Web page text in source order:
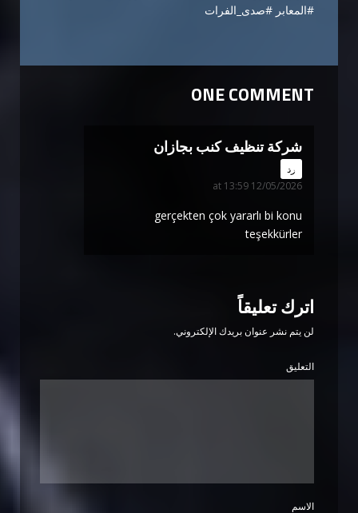
#المعابر #صدى_الفرات
ONE COMMENT
شركة تنظيف كنب بجازان
says:
12/05/2026 at 13:59
رد
gerçekten çok yararlı bi konu
teşekkürler
اترك تعليقاً
لن يتم نشر عنوان بريدك الإلكتروني.
التعليق
الاسم